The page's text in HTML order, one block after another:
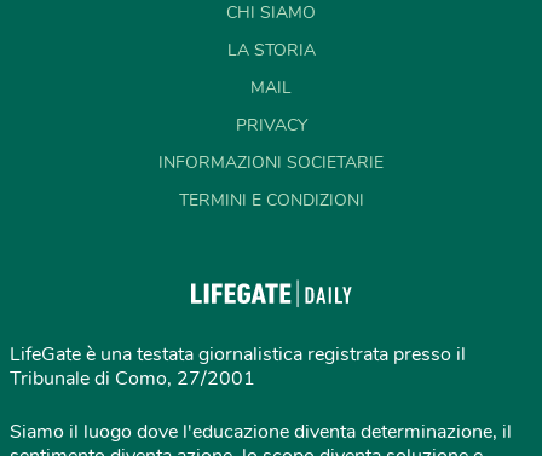
CHI SIAMO
LA STORIA
MAIL
PRIVACY
INFORMAZIONI SOCIETARIE
TERMINI E CONDIZIONI
LifeGate è una testata giornalistica registrata presso il
Tribunale di Como, 27/2001
Siamo il luogo dove l'educazione diventa determinazione, il